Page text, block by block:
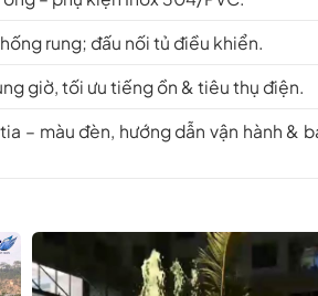
rung; đấu nối tủ điều khiển.
giờ, tối ưu tiếng ồn & tiêu thụ điện.
– màu đèn, hướng dẫn vận hành &